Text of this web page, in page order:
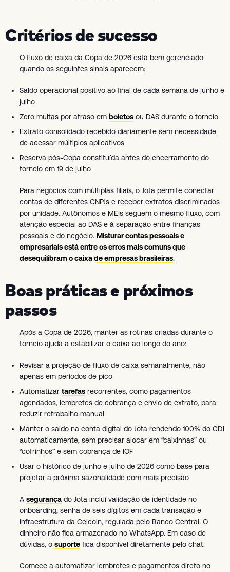
Critérios de sucesso
O fluxo de caixa da Copa de 2026 está bem gerenciado
quando os seguintes sinais aparecem:
Saldo operacional positivo ao final de cada semana de junho e
julho
Zero multas por atraso em boletos ou DAS durante o torneio
Extrato consolidado recebido diariamente sem necessidade
de acessar múltiplos aplicativos
Reserva pós-Copa constituída antes do encerramento do
torneio em 19 de julho
Para negócios com múltiplas filiais, o Jota permite conectar
contas de diferentes CNPJs e receber extratos discriminados
por unidade. Autônomos e MEIs seguem o mesmo fluxo, com
atenção especial ao DAS e à separação entre finanças
pessoais e do negócio. Misturar contas pessoais e
empresariais está entre os erros mais comuns que
desequilibram o caixa de empresas brasileiras.
Boas práticas e próximos
passos
Após a Copa de 2026, manter as rotinas criadas durante o
torneio ajuda a estabilizar o caixa ao longo do ano:
Revisar a projeção de fluxo de caixa semanalmente, não
apenas em períodos de pico
Automatizar tarefas recorrentes, como pagamentos
agendados, lembretes de cobrança e envio de extrato, para
reduzir retrabalho manual
Manter o saldo na conta digital do Jota rendendo 100% do CDI
automaticamente, sem precisar alocar em “caixinhas” ou
“cofrinhos” e sem cobrança de IOF
Usar o histórico de junho e julho de 2026 como base para
projetar a próxima sazonalidade com mais precisão
A segurança do Jota inclui validação de identidade no
onboarding, senha de seis dígitos em cada transação e
infraestrutura da Celcoin, regulada pelo Banco Central. O
dinheiro não fica armazenado no WhatsApp. Em caso de
dúvidas, o suporte fica disponível diretamente pelo chat.
Comece a automatizar lembretes e pagamentos direto no